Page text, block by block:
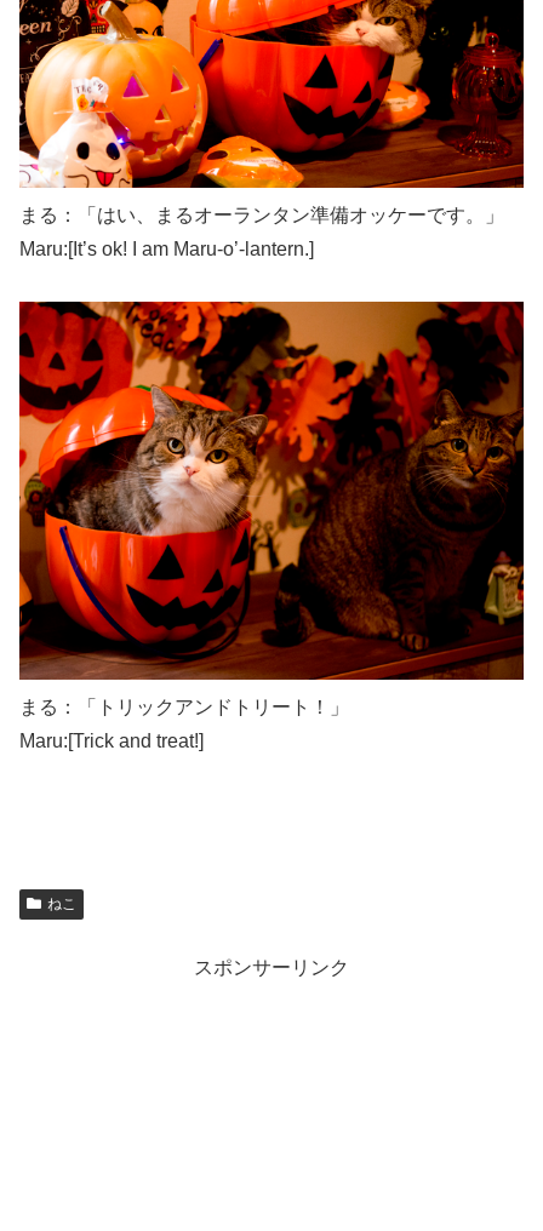
まる：「はい、まるオーランタン準備オッケーです。」
Maru:[It’s ok! I am Maru-o’-lantern.]
まる：「トリックアンドトリート！」
Maru:[Trick and treat!]
ねこ
スポンサーリンク